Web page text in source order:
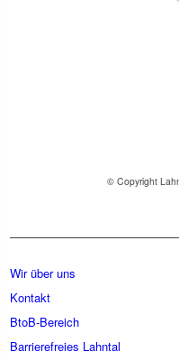
© Copyright
Wir über uns
Kontakt
BtoB-Bereich
Barrierefreies Lahntal